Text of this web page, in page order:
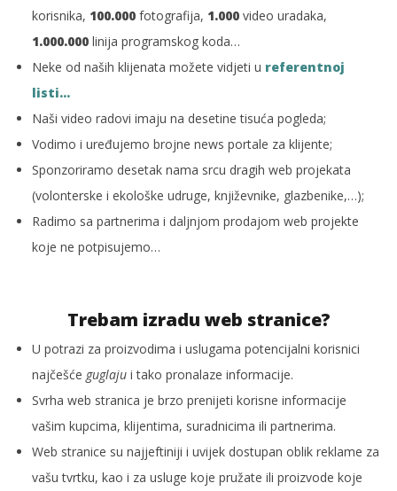
korisnika, 100.000 fotografija, 1.000 video uradaka,
1.000.000 linija programskog koda…
Neke od naših klijenata možete vidjeti u referentnoj
listi…
Naši video radovi imaju na desetine tisuća pogleda;
Vodimo i uređujemo brojne news portale za klijente;
Sponzoriramo desetak nama srcu dragih web projekata
(volonterske i ekološke udruge, književnike, glazbenike,…);
Radimo sa partnerima i daljnjom prodajom web projekte
koje ne potpisujemo…
Trebam izradu web stranice?
U potrazi za proizvodima i uslugama potencijalni korisnici
najčešće guglaju i tako pronalaze informacije.
Svrha web stranica je brzo prenijeti korisne informacije
vašim kupcima, klijentima, suradnicima ili partnerima.
Web stranice su najjeftiniji i uvijek dostupan oblik reklame za
vašu tvrtku, kao i za usluge koje pružate ili proizvode koje